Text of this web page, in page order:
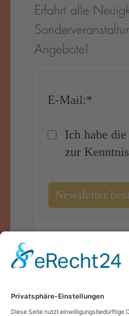
Erfahrt alle
Angebote!